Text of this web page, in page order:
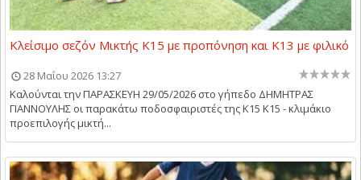
Κλείσιμο σεζόν Μικτής Κ15 με προπόνηση και Κ13 με φιλικό
28 Μαΐου 2026 13:27
Καλούνται την ΠΑΡΑΣΚΕΥΗ 29/05/2026 στο γήπεδο ΔΗΜΗΤΡΑΣ
ΓΙΑΝΝΟΥΛΗΣ οι παρακάτω ποδοσφαιριστές της Κ15 Κ15 - κλιμάκιο
προεπιλογής μικτή...